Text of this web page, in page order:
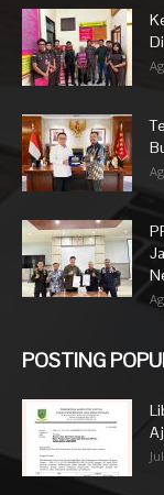
POSTING